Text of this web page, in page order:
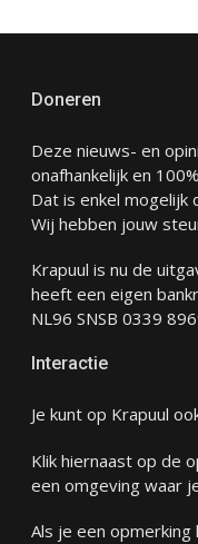
Doneren
Deze nieuws- en
onafhankelijk en
Dat is enkel mogelijk
Wij hebben jouw
Krapuul is nu de
heeft een eigen
NL96 SNSB 0339
Interactie
Je kunt op Krapuul
Klik hiernaast op de
een omgeving waar
Als je een